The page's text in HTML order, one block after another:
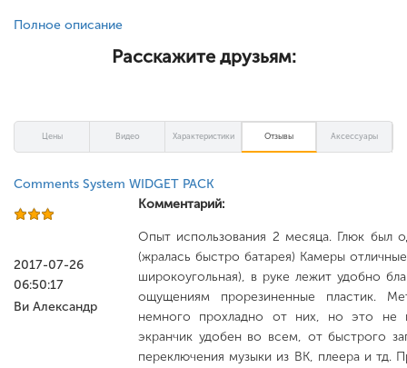
Полное описание
Расскажите друзьям:
Цены Видео Характеристики Отзывы Аксессуары
Comments System WIDGET PACK
2017-07-26
06:50:17
Ви Александр
Комментарий:
Опыт использования 2 месяца. Глюк был
(жралась быстро батарея) Камеры
широкоугольная), в руке лежит удобно
ощущениям прорезиненные пластик.
немного прохладно от них, но это не
экранчик удобен во всем, от быстрого
переключения музыки из ВК, плеера и тд.